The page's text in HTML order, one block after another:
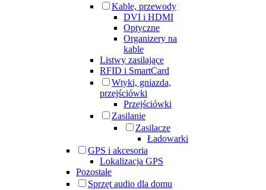
Kable, przewody
DVI i HDMI
Optyczne
Organizery na
kable
Listwy zasilające
RFID i SmartCard
Wtyki, gniazda,
przejściówki
Przejściówki
Zasilanie
Zasilacze
Ładowarki
GPS i akcesoria
Lokalizacja GPS
Pozostałe
Sprzęt audio dla domu